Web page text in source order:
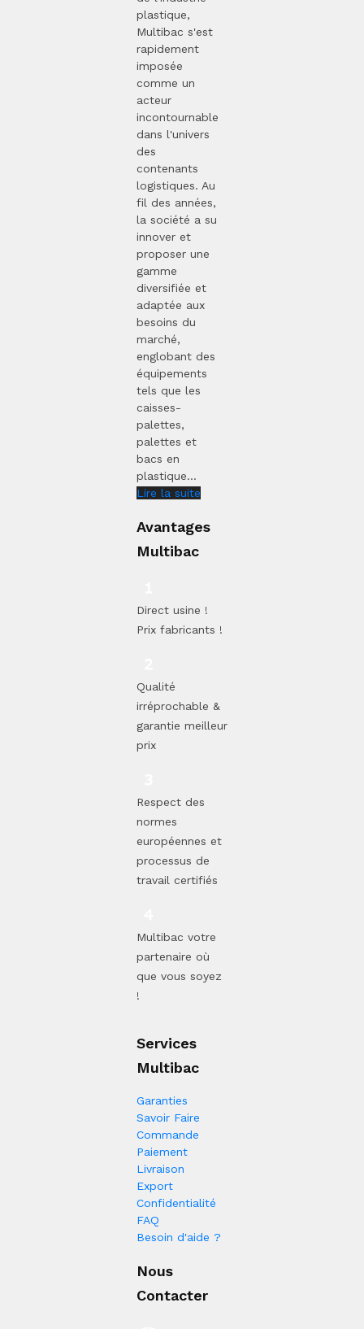
plastique,
Multibac s'est
rapidement
imposée
comme un
acteur
incontournable
dans l'univers
des
contenants
logistiques. Au
fil des années,
la société a su
innover et
proposer une
gamme
diversifiée et
adaptée aux
besoins du
marché,
englobant des
équipements
tels que les
caisses-
palettes,
palettes et
bacs en
plastique...
Lire la suite
Avantages
Multibac
Direct usine !
Prix fabricants !
Qualité
irréprochable &
garantie meilleur
prix
Respect des
normes
européennes et
processus de
travail certifiés
Multibac votre
partenaire où
que vous soyez
!
Services
Multibac
Garanties
Savoir Faire
Commande
Paiement
Livraison
Export
Confidentialité
FAQ
Besoin d'aide ?
Nous
Contacter